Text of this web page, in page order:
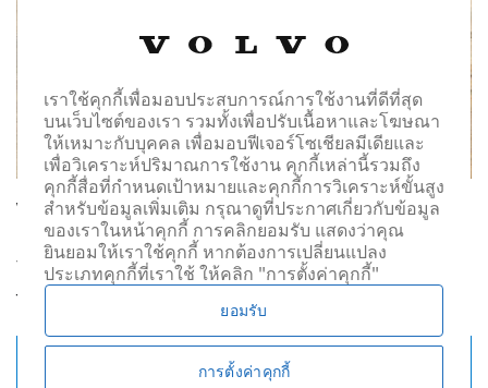
Volvo XC60 Ultra - T8 Plug-in Hybrid Bright (MY25)
2025 รถบริษัท 9,000 กม. น้ำมัน 456 hp 1969cc
Vapour Grey หนังแท้สี Charcoal ภายในห้องโดยสารสี Charcoal
THB 2,890,000
รายละเอียดทั้งหมด
เราใช้คุกกี้เพื่อมอบประสบการณ์การใช้งานที่ดีที่สุด
บนเว็บไซต์ของเรา รวมทั้งเพื่อปรับเนื้อหาและโฆษณา
ให้เหมาะกับบุคคล เพื่อมอบฟีเจอร์โซเชียลมีเดียและ
เพื่อวิเคราะห์ปริมาณการใช้งาน คุกกี้เหล่านี้รวมถึง
คุกกี้สื่อที่กำหนดเป้าหมายและคุกกี้การวิเคราะห์ขั้นสูง
สำหรับข้อมูลเพิ่มเติม กรุณาดูที่ประกาศเกี่ยวกับข้อมูล
ของเราในหน้าคุกกี้ การคลิกยอมรับ แสดงว่าคุณ
ยินยอมให้เราใช้คุกกี้ หากต้องการเปลี่ยนแปลง
ประเภทคุกกี้ที่เราใช้ ให้คลิก "การตั้งค่าคุกกี้"
ยอมรับ
การตั้งค่าคุกกี้